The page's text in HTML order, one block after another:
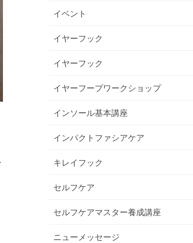
イベント
イヤーフック
イヤーフック
イヤーフープワークショップ
インソール基本講座
インパクトファシアケア
キレイフック
セルフケア
セルフケアマスター養成講座
ニューメッセージ